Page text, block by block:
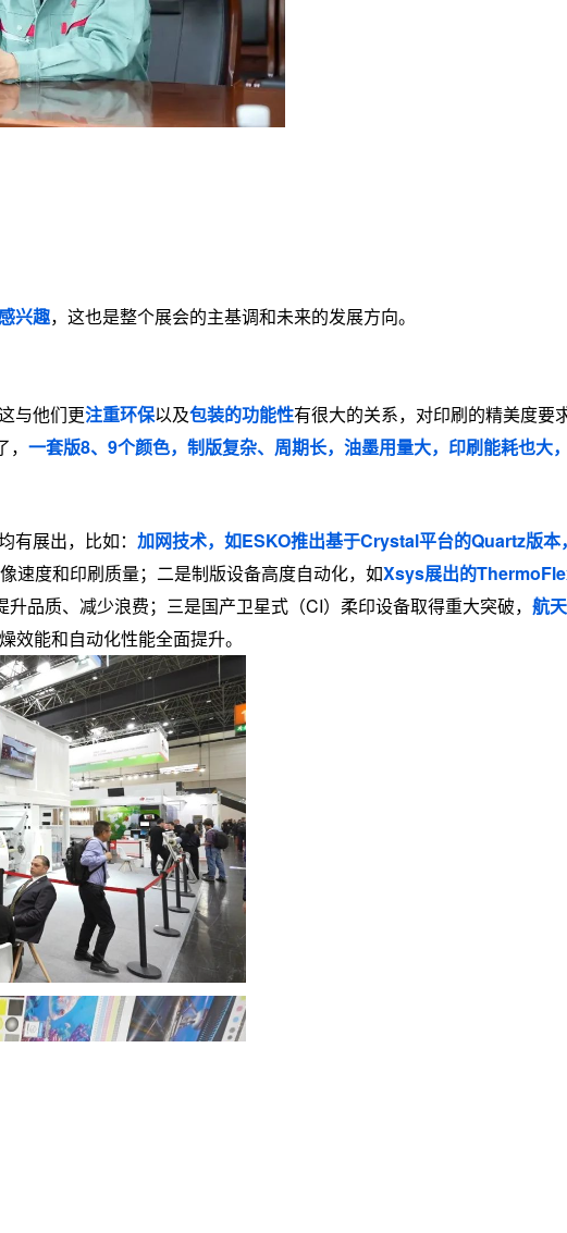
兴趣，这也是整个展会的主基调和未来的发展方向。
与他们更注重环保以及包装的功能性有很大的关系，对印刷的精美度要
一套版8、9个颜色，制版复杂、周期长，油墨用量大，印刷能耗也大，
展出，比如： 加网技术，如ESKO推出基于Crystal平台的Quartz版本
速度和印刷质量；二是制版设备高度自动化，如Xsys展出的
升品质、减少浪费； 三是国产卫星式（CI）柔印设备取得重大突破， 航
效能和自动化性能全面提升。